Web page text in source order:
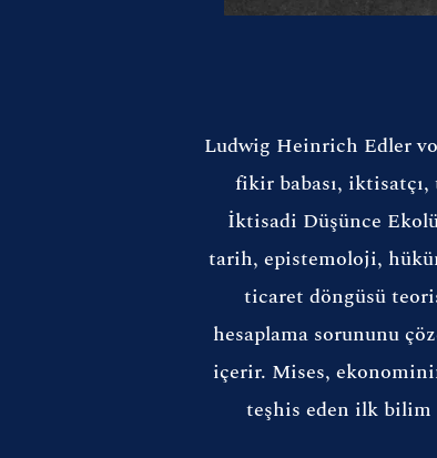
Ludwig Heinrich Edler
fikir babası,
İktisadi Düşünce
tarih, epistemoloji,
ticaret döngüsü
hesaplama sorununu
içerir. Mises,
teşhis eden ilk bilim